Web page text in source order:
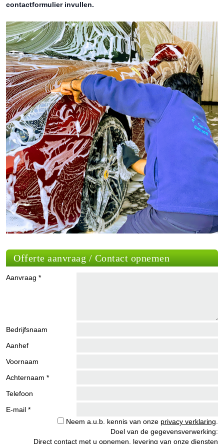
contactformulier invullen.
Offerte aanvraag / Contact opnemen
Aanvraag *
Bedrijfsnaam
Aanhef
Voornaam
Achternaam *
Telefoon
E-mail *
Neem a.u.b. kennis van onze privacy verklaring
Doel van de gegevensverwerking:
Direct contact met u opnemen, levering van onze diensten